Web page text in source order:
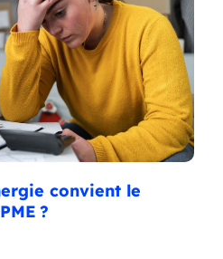
convient le
?